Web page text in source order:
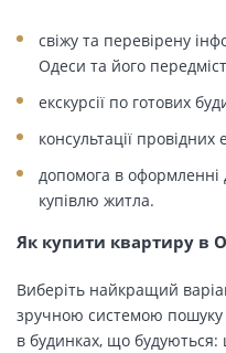
свіжу та перевірену
Одеси та його
екскурсії по готових
консультації провідних
допомога в оформленні
купівлю житла.
Як купити квартиру в
Виберіть найкращий
зручною системою пошуку
в будинках, що будуються: